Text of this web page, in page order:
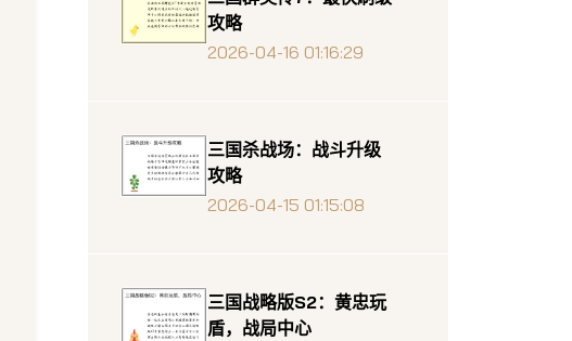
攻略
2026-04-16 01:16:29
三国杀战场：战斗升级
攻略
2026-04-15 01:15:08
三国战略版S2：黄忠玩
盾，战局中心